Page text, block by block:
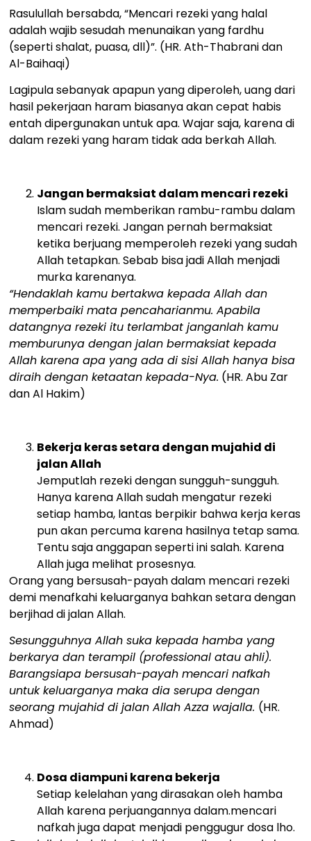
Rasulullah bersabda, “Mencari rezeki yang halal
adalah wajib sesudah menunaikan yang fardhu
(seperti shalat, puasa, dll)”. (HR. Ath-Thabrani dan
Al-Baihaqi)
Lagipula sebanyak apapun yang diperoleh, uang dari
hasil pekerjaan haram biasanya akan cepat habis
entah dipergunakan untuk apa. Wajar saja, karena di
dalam rezeki yang haram tidak ada berkah Allah.
Jangan bermaksiat dalam mencari rezeki
Islam sudah memberikan rambu-rambu dalam
mencari rezeki. Jangan pernah bermaksiat
ketika berjuang memperoleh rezeki yang sudah
Allah tetapkan. Sebab bisa jadi Allah menjadi
murka karenanya.
“Hendaklah kamu bertakwa kepada Allah dan
memperbaiki mata pencaharianmu. Apabila
datangnya rezeki itu terlambat janganlah kamu
memburunya dengan jalan bermaksiat kepada
Allah karena apa yang ada di sisi Allah hanya bisa
diraih dengan ketaatan kepada-Nya. (HR. Abu Zar
dan Al Hakim)
Bekerja keras setara dengan mujahid di
jalan Allah
Jemputlah rezeki dengan sungguh-sungguh.
Hanya karena Allah sudah mengatur rezeki
setiap hamba, lantas berpikir bahwa kerja keras
pun akan percuma karena hasilnya tetap sama.
Tentu saja anggapan seperti ini salah. Karena
Allah juga melihat prosesnya.
Orang yang bersusah-payah dalam mencari rezeki
demi menafkahi keluarganya bahkan setara dengan
berjihad di jalan Allah.
Sesungguhnya Allah suka kepada hamba yang
berkarya dan terampil (professional atau ahli).
Barangsiapa bersusah-payah mencari nafkah
untuk keluarganya maka dia serupa dengan
seorang mujahid di jalan Allah Azza wajalla. (HR.
Ahmad)
Dosa diampuni karena bekerja
Setiap kelelahan yang dirasakan oleh hamba
Allah karena perjuangannya dalam.mencari
nafkah juga dapat menjadi penggugur dosa lho.